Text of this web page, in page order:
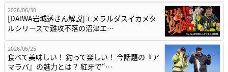
2026/06/30
[DAIWA岩城透さん解説]エメラルダスイカメタ
ルシリーズで難攻不落の沼津エ…
2026/06/25
食べて美味しい！ 釣って楽しい！ 今話題の『ア
マラバ』の魅力とは？ 紅牙で“…